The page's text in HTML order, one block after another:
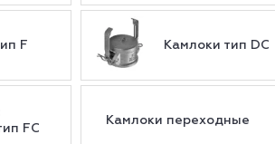
F Камлоки тип DC
FC
Камлоки переходные